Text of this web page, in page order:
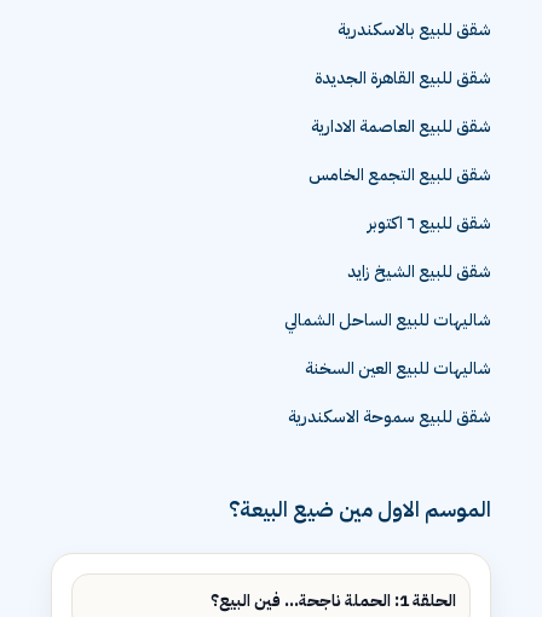
شقق للبيع بالاسكندرية
شقق للبيع القاهرة الجديدة
شقق للبيع العاصمة الادارية
شقق للبيع التجمع الخامس
شقق للبيع ٦ اكتوبر
شقق للبيع الشيخ زايد
شاليهات للبيع الساحل الشمالي
شاليهات للبيع العين السخنة
شقق للبيع سموحة الاسكندرية
الموسم الاول مين ضيع البيعة؟
الحلقة 1: الحملة ناجحة... فين البيع؟